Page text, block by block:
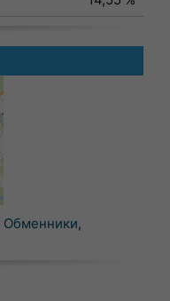
Обменники,